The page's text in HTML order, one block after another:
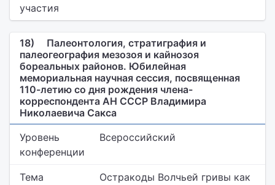
участия
18)
Палеонтология, стратиграфия и
палеогеография мезозоя и кайнозоя
бореальных районов. Юбилейная
мемориальная научная сессия, посвященная
110-летию со дня рождения члена-
корреспондента АН СССР Владимира
Николаевича Сакса
Уровень
конференции
Всероссийский
Тема
Остракоды Волчьей гривы как